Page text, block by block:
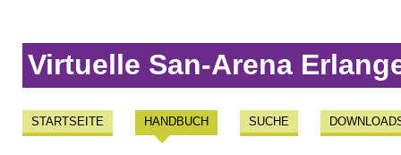
Virtuelle San-Arena
STARTSEITE HANDBUCH SUCHE